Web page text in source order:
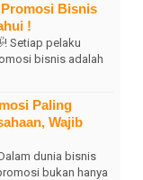
Promosi Bisnis
!
Setiap pelaku
bisnis adalah
Paling
Wajib
dunia bisnis
bukan hanya